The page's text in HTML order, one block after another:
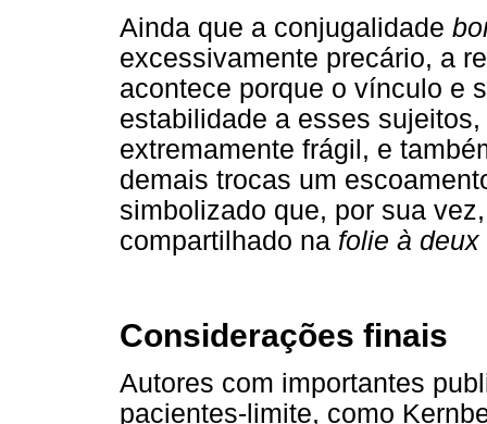
Ainda que a conjugalidade
excessivamente precário, a
acontece porque o vínculo e
estabilidade a esses
extremamente frágil, e
demais trocas um
simbolizado que, por sua
compartilhado na folie à deux
Considerações finais
Autores com importantes
pacientes-limite, como